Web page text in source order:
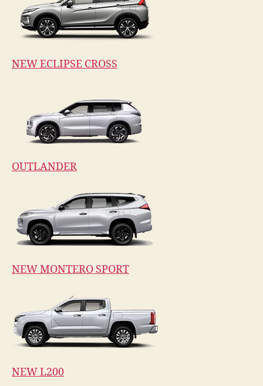
NEW ECLIPSE CROSS
OUTLANDER
NEW MONTERO SPORT
NEW L200